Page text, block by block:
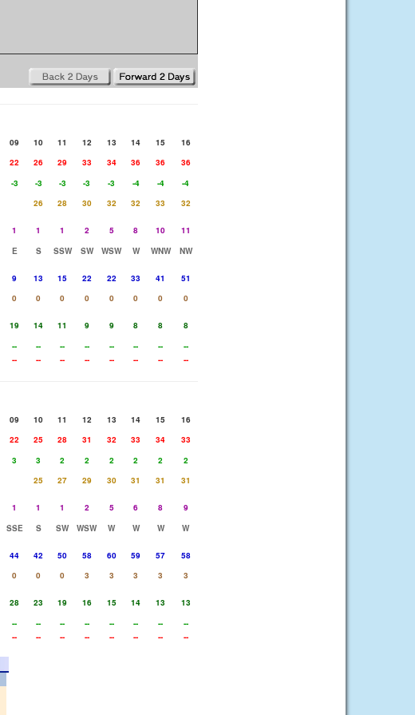
09 10 11 12 13 14 15
16
22 26 29 33 34 36 36
36
-3 -3 -3 -3 -3 -4 -4
-4
26 28 30 32 32 33
32
1 1 1 2 5 8 10
11
E S SSW SW WSW W WNW
NW
9 13 15 22 22 33 41
51
0 0 0 0 0 0 0
0
19 14 11 9 9 8 8
8
-- -- -- -- -- -- --
--
-- -- -- -- -- -- -- --
09 10 11 12 13 14 15
16
22 25 28 31 32 33 34
33
3 3 2 2 2 2 2
2
25 27 29 30 31 31
31
1 1 1 2 5 6 8
9
SSE S SW WSW W W W
W
44 42 50 58 60 59 57
58
0 0 0 3 3 3 3
3
28 23 19 16 15 14 13
13
-- -- -- -- -- -- --
--
-- -- -- -- -- -- -- --